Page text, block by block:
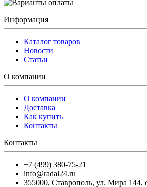
Информация
Каталог товаров
Новости
Статьи
О компании
О компании
Доставка
Как купить
Контакты
Контакты
+7 (499) 380-75-21
info@radal24.ru
355000, Ставрополь, ул. Мира 144,